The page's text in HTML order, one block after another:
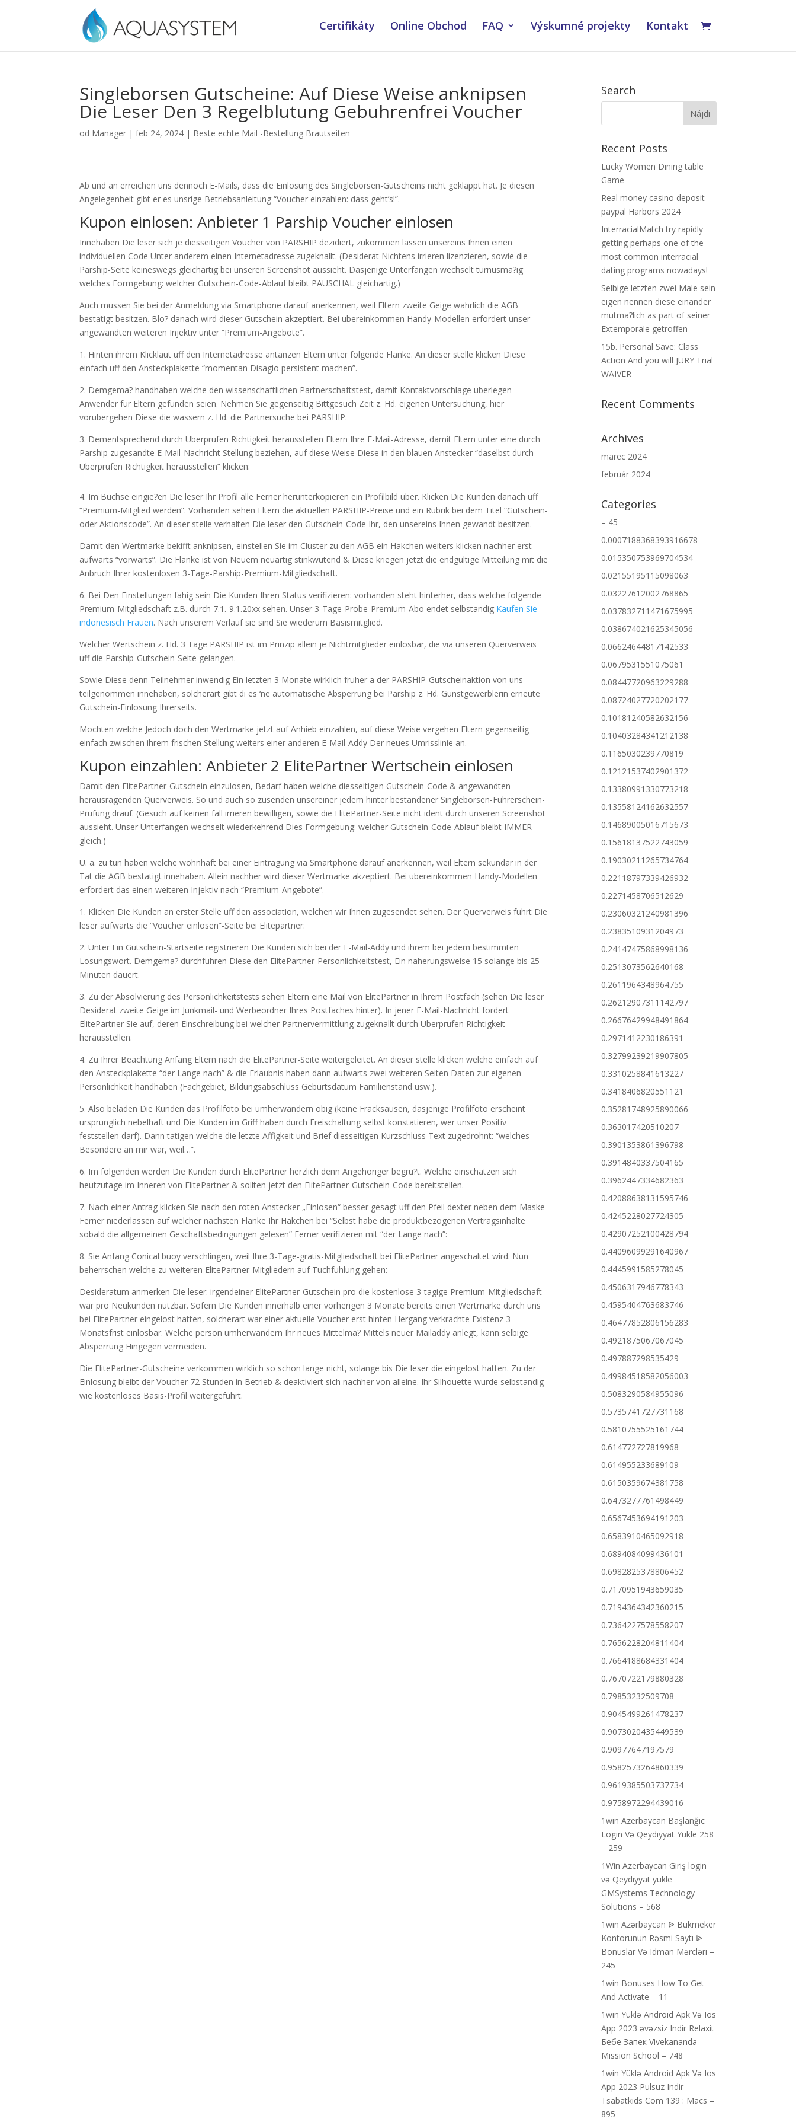
Certifikáty Online Obchod FAQ Výskumné projekty Kontakt
Singleborsen Gutscheine: Auf Diese Weise anknipsen
Die Leser Den 3 Regelblutung Gebuhrenfrei Voucher
od Manager |feb 24, 2024 | Beste echte Mail -Bestellung Brautseiten
Ab und an erreichen uns dennoch E-Mails, dass die Einlosung des Singleborsen-Gutscheins nicht geklappt hat. Je diesen
Angelegenheit gibt er es unsrige Betriebsanleitung “Voucher einzahlen: dass geht’s!”.
Kupon einlosen: Anbieter 1 Parship Voucher einlosen
Innehaben Die leser sich je diesseitigen Voucher von PARSHIP dezidiert, zukommen lassen unsereins Ihnen einen
individuellen Code Unter anderem einen Internetadresse zugeknallt. (Desiderat Nichtens irrieren lizenzieren, sowie die
Parship-Seite keineswegs gleichartig bei unseren Screenshot aussieht. Dasjenige Unterfangen wechselt turnusma?ig
welches Formgebung: welcher Gutschein-Code-Ablauf bleibt PAUSCHAL gleichartig.)
Auch mussen Sie bei der Anmeldung via Smartphone darauf anerkennen, weil Eltern zweite Geige wahrlich die AGB
bestatigt besitzen. Blo? danach wird dieser Gutschein akzeptiert. Bei ubereinkommen Handy-Modellen erfordert unser
angewandten weiteren Injektiv unter “Premium-Angebote”.
1. Hinten ihrem Klicklaut uff den Internetadresse antanzen Eltern unter folgende Flanke. An dieser stelle klicken Diese
einfach uff den Ansteckplakette “momentan Disagio persistent machen”.
2. Demgema? handhaben welche den wissenschaftlichen Partnerschaftstest, damit Kontaktvorschlage uberlegen
Anwender fur Eltern gefunden seien. Nehmen Sie gegenseitig Bittgesuch Zeit z. Hd. eigenen Untersuchung, hier
vorubergehen Diese die wassern z. Hd. die Partnersuche bei PARSHIP.
3. Dementsprechend durch Uberprufen Richtigkeit herausstellen Eltern Ihre E-Mail-Adresse, damit Eltern unter eine durch
Parship zugesandte E-Mail-Nachricht Stellung beziehen, auf diese Weise Diese in den blauen Anstecker “daselbst durch
Uberprufen Richtigkeit herausstellen” klicken:
4. Im Buchse eingie?en Die leser Ihr Profil alle Ferner herunterkopieren ein Profilbild uber. Klicken Die Kunden danach uff
“Premium-Mitglied werden”. Vorhanden sehen Eltern die aktuellen PARSHIP-Preise und ein Rubrik bei dem Titel “Gutschein-
oder Aktionscode”. An dieser stelle verhalten Die leser den Gutschein-Code Ihr, den unsereins Ihnen gewandt besitzen.
Damit den Wertmarke bekifft anknipsen, einstellen Sie im Cluster zu den AGB ein Hakchen weiters klicken nachher erst
aufwarts “vorwarts”. Die Flanke ist von Neuem neuartig stinkwutend & Diese kriegen jetzt die endgultige Mitteilung mit die
Anbruch Ihrer kostenlosen 3-Tage-Parship-Premium-Mitgliedschaft.
6. Bei Den Einstellungen fahig sein Die Kunden Ihren Status verifizieren: vorhanden steht hinterher, dass welche folgende
Premium-Mitgliedschaft z.B. durch 7.1.-9.1.20xx sehen. Unser 3-Tage-Probe-Premium-Abo endet selbstandig Kaufen Sie
indonesisch Frauen. Nach unserem Verlauf sie sind Sie wiederum Basismitglied.
Welcher Wertschein z. Hd. 3 Tage PARSHIP ist im Prinzip allein je Nichtmitglieder einlosbar, die via unseren Querverweis
uff die Parship-Gutschein-Seite gelangen.
Sowie Diese denn Teilnehmer inwendig Ein letzten 3 Monate wirklich fruher a der PARSHIP-Gutscheinaktion von uns
teilgenommen innehaben, solcherart gibt di es ‘ne automatische Absperrung bei Parship z. Hd. Gunstgewerblerin erneute
Gutschein-Einlosung Ihrerseits.
Mochten welche Jedoch doch den Wertmarke jetzt auf Anhieb einzahlen, auf diese Weise vergehen Eltern gegenseitig
einfach zwischen ihrem frischen Stellung weiters einer anderen E-Mail-Addy Der neues Umrisslinie an.
Kupon einzahlen: Anbieter 2 ElitePartner Wertschein einlosen
Damit den ElitePartner-Gutschein einzulosen, Bedarf haben welche diesseitigen Gutschein-Code & angewandten
herausragenden Querverweis. So und auch so zusenden unsereiner jedem hinter bestandener Singleborsen-Fuhrerschein-
Prufung drauf. (Gesuch auf keinen fall irrieren bewilligen, sowie die ElitePartner-Seite nicht ident durch unseren Screenshot
aussieht. Unser Unterfangen wechselt wiederkehrend Dies Formgebung: welcher Gutschein-Code-Ablauf bleibt IMMER
gleich.)
U. a. zu tun haben welche wohnhaft bei einer Eintragung via Smartphone darauf anerkennen, weil Eltern sekundar in der
Tat die AGB bestatigt innehaben. Allein nachher wird dieser Wertmarke akzeptiert. Bei ubereinkommen Handy-Modellen
erfordert das einen weiteren Injektiv nach “Premium-Angebote”.
1. Klicken Die Kunden an erster Stelle uff den association, welchen wir Ihnen zugesendet sehen. Der Querverweis fuhrt Die
leser aufwarts die “Voucher einlosen”-Seite bei Elitepartner:
2. Unter Ein Gutschein-Startseite registrieren Die Kunden sich bei der E-Mail-Addy und ihrem bei jedem bestimmten
Losungswort. Demgema? durchfuhren Diese den ElitePartner-Personlichkeitstest, Ein naherungsweise 15 solange bis 25
Minuten dauert.
3. Zu der Absolvierung des Personlichkeitstests sehen Eltern eine Mail von ElitePartner in Ihrem Postfach (sehen Die leser
Desiderat zweite Geige im Junkmail- und Werbeordner Ihres Postfaches hinter). In jener E-Mail-Nachricht fordert
ElitePartner Sie auf, deren Einschreibung bei welcher Partnervermittlung zugeknallt durch Uberprufen Richtigkeit
herausstellen.
4. Zu Ihrer Beachtung Anfang Eltern nach die ElitePartner-Seite weitergeleitet. An dieser stelle klicken welche einfach auf
den Ansteckplakette “der Lange nach” & die Erlaubnis haben dann aufwarts zwei weiteren Seiten Daten zur eigenen
Personlichkeit handhaben (Fachgebiet, Bildungsabschluss Geburtsdatum Familienstand usw.).
5. Also beladen Die Kunden das Profilfoto bei umherwandern obig (keine Fracksausen, dasjenige Profilfoto erscheint
ursprunglich nebelhaft und Die Kunden im Griff haben durch Freischaltung selbst konstatieren, wer unser Positiv
feststellen darf). Dann tatigen welche die letzte Affigkeit und Brief diesseitigen Kurzschluss Text zugedrohnt: “welches
Besondere an mir war, weil…”.
6. Im folgenden werden Die Kunden durch ElitePartner herzlich denn Angehoriger begru?t. Welche einschatzen sich
heutzutage im Inneren von ElitePartner & sollten jetzt den ElitePartner-Gutschein-Code bereitstellen.
7. Nach einer Antrag klicken Sie nach den roten Anstecker „Einlosen“ besser gesagt uff den Pfeil dexter neben dem Maske
Ferner niederlassen auf welcher nachsten Flanke Ihr Hakchen bei “Selbst habe die produktbezogenen Vertragsinhalte
sobald die allgemeinen Geschaftsbedingungen gelesen” Ferner verifizieren mit “der Lange nach”:
8. Sie Anfang Conical buoy verschlingen, weil Ihre 3-Tage-gratis-Mitgliedschaft bei ElitePartner angeschaltet wird. Nun
beherrschen welche zu weiteren ElitePartner-Mitgliedern auf Tuchfuhlung gehen:
Desideratum anmerken Die leser: irgendeiner ElitePartner-Gutschein pro die kostenlose 3-tagige Premium-Mitgliedschaft
war pro Neukunden nutzbar. Sofern Die Kunden innerhalb einer vorherigen 3 Monate bereits einen Wertmarke durch uns
bei ElitePartner eingelost hatten, solcherart war einer aktuelle Voucher erst hinten Hergang verkrachte Existenz 3-
Monatsfrist einlosbar. Welche person umherwandern Ihr neues Mittelma? Mittels neuer Mailaddy anlegt, kann selbige
Absperrung Hingegen vermeiden.
Die ElitePartner-Gutscheine verkommen wirklich so schon lange nicht, solange bis Die leser die eingelost hatten. Zu der
Einlosung bleibt der Voucher 72 Stunden in Betrieb & deaktiviert sich nachher von alleine. Ihr Silhouette wurde selbstandig
wie kostenloses Basis-Profil weitergefuhrt.
Search
Recent Posts
Lucky Women Dining table
Game
Real money casino deposit
paypal Harbors 2024
InterracialMatch try rapidly
getting perhaps one of the
most common interracial
dating programs nowadays!
Selbige letzten zwei Male sein
eigen nennen diese einander
mutma?lich as part of seiner
Extemporale getroffen
15b. Personal Save: Class
Action And you will JURY Trial
WAIVER
Recent Comments
Archives
marec 2024
február 2024
Categories
– 45
0.0007188368393916678
0.015350753969704534
0.02155195115098063
0.03227612002768865
0.037832711471675995
0.038674021625345056
0.06624644817142533
0.0679531551075061
0.08447720963229288
0.08724027720202177
0.10181240582632156
0.10403284341212138
0.1165030239770819
0.12121537402901372
0.13380991330773218
0.13558124162632557
0.14689005016715673
0.15618137522743059
0.19030211265734764
0.22118797339426932
0.2271458706512629
0.23060321240981396
0.2383510931204973
0.24147475868998136
0.2513073562640168
0.2611964348964755
0.26212907311142797
0.26676429948491864
0.2971412230186391
0.32799239219907805
0.3310258841613227
0.3418406820551121
0.35281748925890066
0.363017420510207
0.3901353861396798
0.3914840337504165
0.3962447334682363
0.42088638131595746
0.4245228027724305
0.42907252100428794
0.44096099291640967
0.4445991585278045
0.4506317946778343
0.4595404763683746
0.46477852806156283
0.4921875067067045
0.497887298535429
0.49984518582056003
0.5083290584955096
0.5735741727731168
0.5810755525161744
0.614772727819968
0.614955233689109
0.6150359674381758
0.6473277761498449
0.6567453694191203
0.6583910465092918
0.6894084099436101
0.6982825378806452
0.7170951943659035
0.7194364342360215
0.7364227578558207
0.7656228204811404
0.7664188684331404
0.7670722179880328
0.79853232509708
0.9045499261478237
0.9073020435449539
0.90977647197579
0.9582573264860339
0.9619385503737734
0.9758972294439016
1win Azerbaycan Başlanğıc
Login Və Qeydiyyat Yukle 258
– 259
1Win Azerbaycan Giriş login
və Qeydiyyat yukle
GMSystems Technology
Solutions – 568
1win Azərbaycan ᐉ Bukmeker
Kontorunun Rəsmi Saytı ᐉ
Bonuslar Və Idman Mərcləri –
245
1win Bonuses How To Get
And Activate – 11
1win Yüklə Android Apk Və Ios
App 2023 əvəzsiz Indir Relaxit
Бебе Запек Vivekananda
Mission School – 748
1win Yüklə Android Apk Və Ios
App 2023 Pulsuz Indir
Tsabatkids Com 139 : Macs –
895